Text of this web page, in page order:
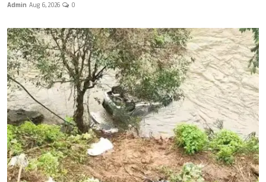
Admin Aug 6, 2026 0